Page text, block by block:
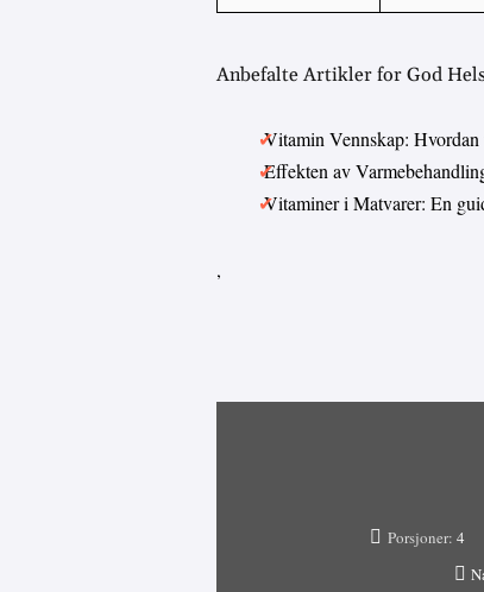
Anbefalte Artikler for God
Vitamin Vennskap:
Effekten av
Vitaminer i Matvarer: En
,
Porsjoner: 4